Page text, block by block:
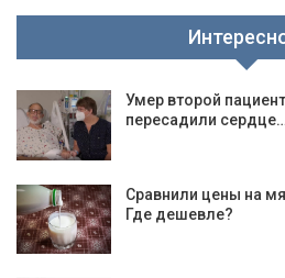
Умер второй
пересадили сердце…
Сравнили цены на
Где дешевле?